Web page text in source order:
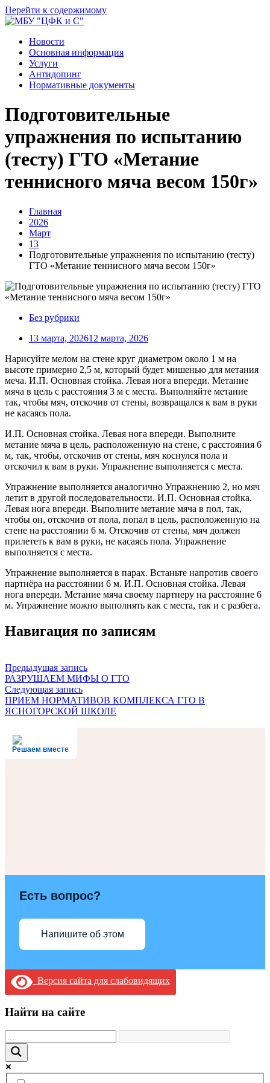
Перейти к содержимому
Новости
Основная информация
Услуги
Антидопинг
Нормативные документы
Подготовительные
упражнения по испытанию
(тесту) ГТО «Метание
теннисного мяча весом 150г»
Главная
2026
Март
13
Подготовительные упражнения по испытанию (тесту)
ГТО «Метание теннисного мяча весом 150г»
Без рубрики
13 марта, 202612 марта, 2026
Нарисуйте мелом на стене круг диаметром около 1 м на
высоте примерно 2,5 м, который будет мишенью для метания
меча. И.П. Основная стойка. Левая нога впереди. Метание
мяча в цель с расстояния 3 м с места. Выполняйте метание
так, чтобы мяч, отскочив от стены, возвращался к вам в руки
не касаясь пола.
И.П. Основная стойка. Левая нога впереди. Выполните
метание мяча в цель, расположенную на стене, с расстояния 6
м, так, чтобы, отскочив от стены, мяч коснулся пола и
отскочил к вам в руки. Упражнение выполняется с места.
Упражнение выполняется аналогично Упражнению 2, но мяч
летит в другой последовательности. И.П. Основная стойка.
Левая нога впереди. Выполните метание мяча в пол, так,
чтобы он, отскочив от пола, попал в цель, расположенную на
стене на расстоянии 6 м. Отскочив от стены, мяч должен
прилететь к вам в руки, не касаясь пола. Упражнение
выполняется с места.
Упражнение выполняется в парах. Встаньте напротив своего
партнёра на расстоянии 6 м. И.П. Основная стойка. Левая
нога впереди. Метание мяча своему партнеру на расстояние 6
м. Упражнение можно выполнять как с места, так и с разбега.
Навигация по записям
Предыдущая запись
РАЗРУШАЕМ МИФЫ О ГТО
Следующая запись
ПРИЕМ НОРМАТИВОВ КОМПЛЕКСА ГТО В
ЯСНОГОРСКОЙ ШКОЛЕ
Решаем вместе
Есть вопрос?
Напишите об этом
Версия сайта для слабовидящих
Найти на сайте